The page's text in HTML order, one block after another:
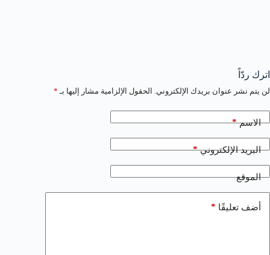
اترك ردّاً
لن يتم نشر عنوان بريدك الإلكتروني. الحقول الإلزامية مشار إليها بـ *
الاسم*
البريد الإلكتروني*
الموقع
أضف تعليقًا *